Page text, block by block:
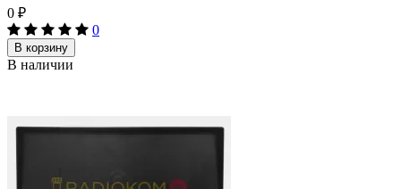
0 ₽
0
В корзину
В наличии